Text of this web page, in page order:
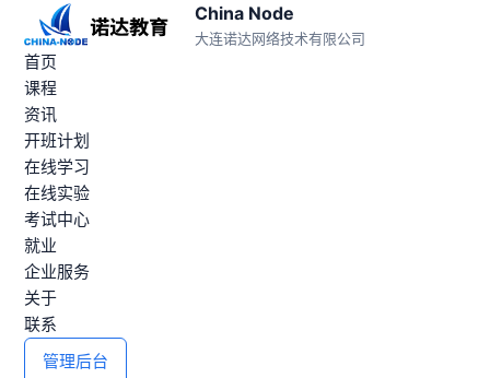
China Node
大连诺达网络技术有限公司
首页
课程
资讯
开班计划
在线学习
在线实验
考试中心
就业
企业服务
关于
联系
管理后台